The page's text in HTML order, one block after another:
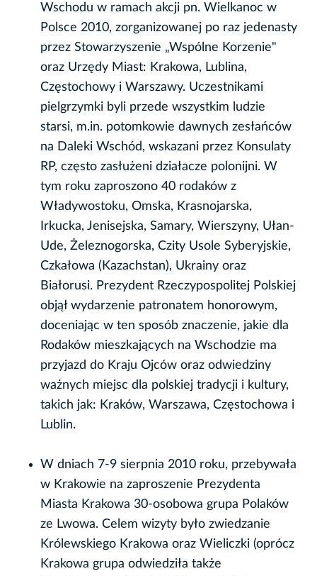
Wschodu w ramach akcji pn. Wielkanoc w
Polsce 2010, zorganizowanej po raz jedenasty
przez Stowarzyszenie „Wspólne Korzenie"
oraz Urzędy Miast: Krakowa, Lublina,
Częstochowy i Warszawy. Uczestnikami
pielgrzymki byli przede wszystkim ludzie
starsi, m.in. potomkowie dawnych zesłańców
na Daleki Wschód, wskazani przez Konsulaty
RP, często zasłużeni działacze polonijni. W
tym roku zaproszono 40 rodaków z
Władywostoku, Omska, Krasnojarska,
Irkucka, Jenisejska, Samary, Wierszyny, Ułan-
Ude, Żeleznogorska, Czity Usole Syberyjskie,
Czkałowa (Kazachstan), Ukrainy oraz
Białorusi. Prezydent Rzeczypospolitej Polskiej
objął wydarzenie patronatem honorowym,
doceniając w ten sposób znaczenie, jakie dla
Rodaków mieszkających na Wschodzie ma
przyjazd do Kraju Ojców oraz odwiedziny
ważnych miejsc dla polskiej tradycji i kultury,
takich jak: Kraków, Warszawa, Częstochowa i
Lublin.
W dniach 7-9 sierpnia 2010 roku, przebywała
w Krakowie na zaproszenie Prezydenta
Miasta Krakowa 30-osobowa grupa Polaków
ze Lwowa. Celem wizyty było zwiedzanie
Królewskiego Krakowa oraz Wieliczki (oprócz
Krakowa grupa odwiedziła także